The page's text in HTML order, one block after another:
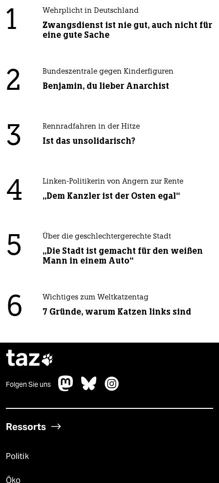
1 Wehrplicht in Deutschland
Zwangsdienst ist nie gut, auch nicht für
eine gute Sache
2 Bundeszentrale gegen Kinderfiguren
Benjamin, du lieber Anarchist
3 Rennradfahren in der Hitze
Ist das unsolidarisch?
4 Linken-Politikerin von Angern zur Rente
„Dem Kanzler ist der Osten egal“
5 Über die geschlechtergerechte Stadt
„Die Stadt ist gemacht für den weißen
Mann in einem Auto“
6 Wichtiges zum Weltkatzentag
7 Gründe, warum Katzen links sind
taz
Folgen Sie uns
Ressorts
Politik
Öko